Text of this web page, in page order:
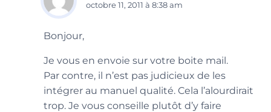
octobre 11, 2011 à 8:38 am
Bonjour,
Je vous en envoie sur votre boite mail.
Par contre, il n’est pas judicieux de les
intégrer au manuel qualité. Cela l’alourdirait
trop. Je vous conseille plutôt d’y faire